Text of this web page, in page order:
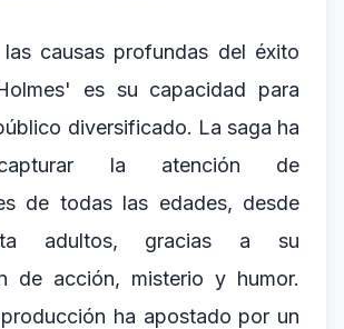
causas profundas del éxito
es su capacidad para
diversificado. La saga ha
la atención de
de todas las edades, desde
adultos, gracias a su
de acción, misterio y humor.
ha apostado por un